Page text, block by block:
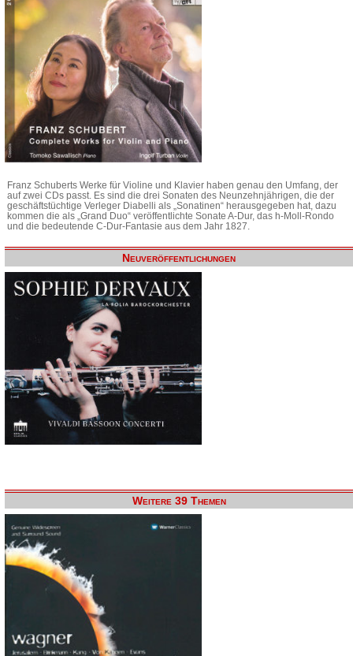
Franz Schuberts Werke für Violine und Klavier haben genau den Umfang, der
auf zwei CDs passt. Es sind die drei Sonaten des Neunzehnjährigen, die der
geschäftstüchtige Verleger Diabelli als „Sonatinen“ herausgegeben hat, dazu
kommen die als „Grand Duo“ veröffentlichte Sonate A-Dur, das h-Moll-Rondo
und die bedeutende C-Dur-Fantasie aus dem Jahr 1827.
Neuveröffentlichungen
Weitere 39 Themen